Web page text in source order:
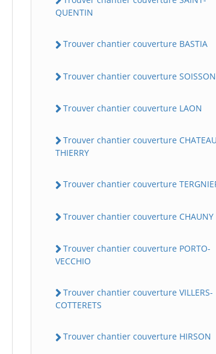
QUENTIN
Trouver chantier couverture BASTIA
Trouver chantier couverture
Trouver chantier couverture LAON
Trouver chantier couverture
THIERRY
Trouver chantier couverture
Trouver chantier couverture CHAUNY
Trouver chantier couverture PORTO-
VECCHIO
Trouver chantier couverture VILLERS-
COTTERETS
Trouver chantier couverture HIRSON